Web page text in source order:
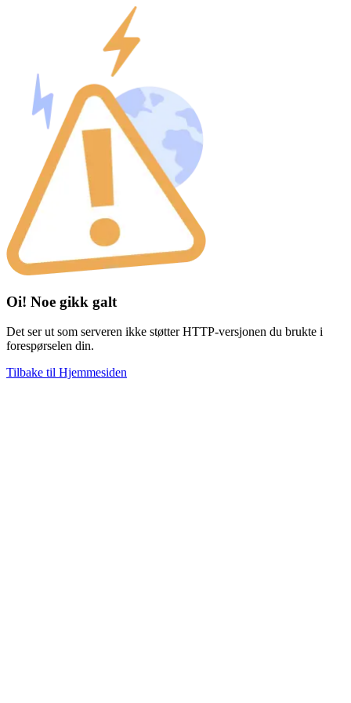
Oi! Noe gikk galt
Det ser ut som serveren ikke støtter HTTP-versjonen du brukte i
forespørselen din.
Tilbake til Hjemmesiden